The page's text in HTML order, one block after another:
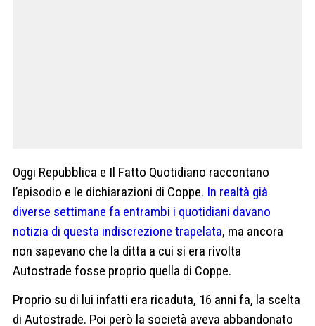
Oggi Repubblica e Il Fatto Quotidiano raccontano
l’episodio e le dichiarazioni di Coppe. In realtà già
diverse settimane fa entrambi i quotidiani davano
notizia di questa indiscrezione trapelata, ma ancora
non sapevano che la ditta a cui si era rivolta
Autostrade fosse proprio quella di Coppe.
Proprio su di lui infatti era ricaduta, 16 anni fa, la scelta
di Autostrade. Poi però la società aveva abbandonato